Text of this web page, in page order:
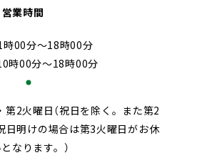
営業時間
時00分～18時00分
時00分〜18時00分
2火曜日（祝日を除く。また第2
日明けの場合は第3火曜日がお休
となります。）